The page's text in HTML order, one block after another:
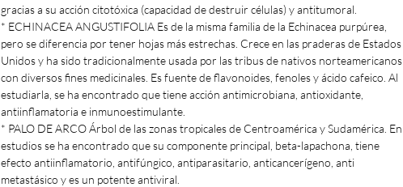
gracias a su acción citotóxica (capacidad de destruir células) y antitumoral.
* ECHINACEA ANGUSTIFOLIA Es de la misma familia de la Echinacea purpúrea,
pero se diferencia por tener hojas más estrechas. Crece en las praderas de Estados
Unidos y ha sido tradicionalmente usada por las tribus de nativos norteamericanos
con diversos fines medicinales. Es fuente de flavonoides, fenoles y ácido cafeico. Al
estudiarla, se ha encontrado que tiene acción antimicrobiana, antioxidante,
antiinflamatoria e inmunoestimulante.
* PALO DE ARCO Árbol de las zonas tropicales de Centroamérica y Sudamérica. En
estudios se ha encontrado que su componente principal, beta-lapachona, tiene
efecto antiinflamatorio, antifúngico, antiparasitario, anticancerígeno, anti
metastásico y es un potente antiviral.